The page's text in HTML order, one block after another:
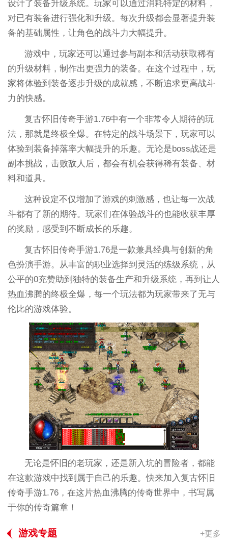
设计了装备升级系统。玩家可以通过消耗特定的材料，
对已有装备进行强化和升级。每次升级都会显著提升装
备的基础属性，让角色的战斗力大幅提升。
游戏中，玩家还可以通过参与副本和活动获取稀有
的升级材料，制作出更强力的装备。在这个过程中，玩
家将体验到装备逐步升级的成就感，不断追求更高战斗
力的快感。
复古怀旧传奇手游1.76中有一个非常令人期待的玩
法，那就是终极全爆。在特定的战斗场景下，玩家可以
体验到装备掉落率大幅提升的乐趣。无论是boss战还是
副本挑战，击败敌人后，都会有机会获得稀有装备、材
料和道具。
这种设定不仅增加了游戏的刺激感，也让每一次战
斗都有了新的期待。玩家们在体验战斗的也能收获丰厚
的奖励，感受到不断成长的乐趣。
复古怀旧传奇手游1.76是一款兼具经典与创新的角
色扮演手游。从丰富的职业选择到灵活的练级系统，从
公平的0充赞助到独特的装备生产和升级系统，再到让人
热血沸腾的终极全爆，每一个玩法都为玩家带来了无与
伦比的游戏体验。
无论是怀旧的老玩家，还是新入坑的冒险者，都能
在这款游戏中找到属于自己的乐趣。快来加入复古怀旧
传奇手游1.76，在这片热血沸腾的传奇世界中，书写属
于你的传奇篇章！
游戏专题 +更多